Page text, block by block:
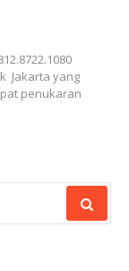
Jakarta yang
penukaran